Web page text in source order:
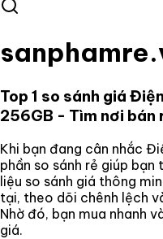
Top 1 so sánh giá
256GB - Tìm nơi bán
Khi bạn đang cân nhắc
phần so sánh rẻ giúp
liệu so sánh giá thông
tại, theo dõi chênh lệch
Nhờ đó, bạn mua nhanh
giá.